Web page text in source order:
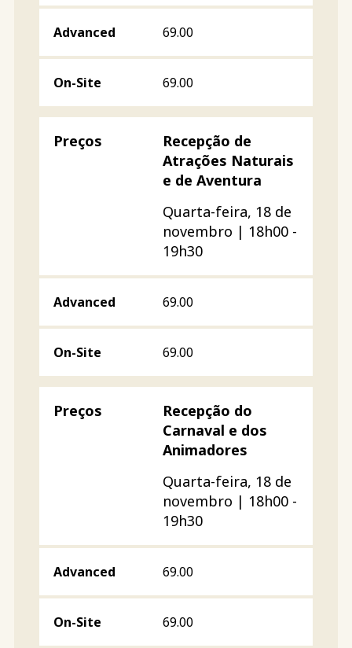
69.00
69.00
Recepção de
Atrações Naturais
e de Aventura
Quarta-feira, 18 de
novembro | 18h00 -
19h30
69.00
69.00
Recepção do
Carnaval e dos
Animadores
Quarta-feira, 18 de
novembro | 18h00 -
19h30
69.00
69.00